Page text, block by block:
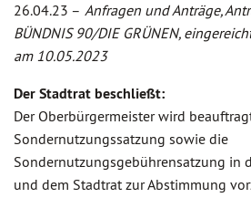
26.04.23 – Anfragen und Anträge,
BÜNDNIS 90/DIE GRÜNEN,
am 10.05.2023
Der Stadtrat beschließt:
Der Oberbürgermeister wird
Sondernutzungssatzung sowie die
Sondernutzungsgebührensatzung in
und dem Stadtrat zur Abstimmung